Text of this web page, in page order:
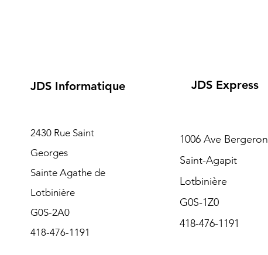
JDS Informatique
2430 Rue Saint
Georges
Sainte Agathe de
Lotbinière
G0S-2A0
418-476-1191
JDS Express
1006 Ave Bergeron
Saint-Agapit
Lotbinière
G0S-1Z0
418-476-1191